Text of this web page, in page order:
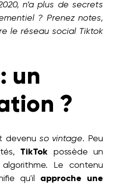
n’a plus de secrets
? Prenez notes,
le réseau social Tiktok
un
?
devenuso vintage. Peu
TikTok possède un
Le contenu
qu'il approche une